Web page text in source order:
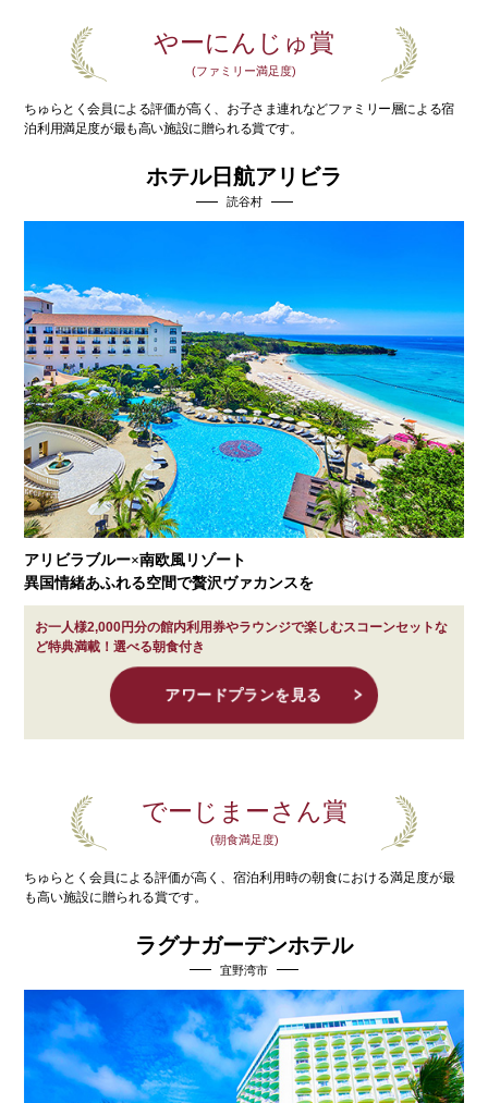
やーにんじゅ賞
(ファミリー満足度)
ちゅらとく会員による評価が高く、お子さま連れなどファミリー層による宿
泊利用満足度が最も高い施設に贈られる賞です。
ホテル日航アリビラ
読谷村
アリビラブルー×南欧風リゾート
異国情緒あふれる空間で贅沢ヴァカンスを
お一人様2,000円分の館内利用券やラウンジで楽しむスコーンセットな
ど特典満載！選べる朝食付き
アワードプランを見る
でーじまーさん賞
(朝食満足度)
ちゅらとく会員による評価が高く、宿泊利用時の朝食における満足度が最
も高い施設に贈られる賞です。
ラグナガーデンホテル
宜野湾市